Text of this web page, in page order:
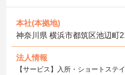
本社(本拠地)
神奈川県 横浜市都筑区池辺町
法人情報
【サービス】入所・ショートステイ